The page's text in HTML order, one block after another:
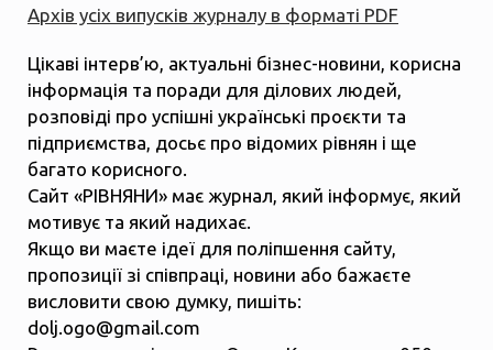
Архів усіх випусків журналу в форматі PDF
Цікаві інтерв’ю, актуальні бізнес-новини, корисна
інформація та поради для ділових людей,
розповіді про успішні українські проєкти та
підприємства, досьє про відомих рівнян і ще
багато корисного.
Сайт «РІВНЯНИ» має журнал, який інформує, який
мотивує та який надихає.
Якщо ви маєте ідеї для поліпшення сайту,
пропозиції зі співпраці, новини або бажаєте
висловити свою думку, пишіть:
dolj.ogo@gmail.com